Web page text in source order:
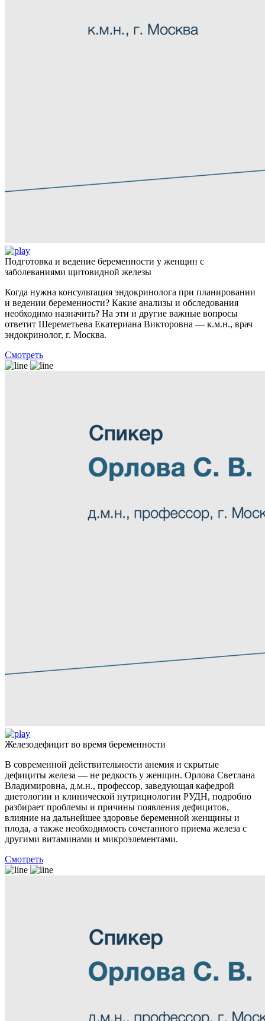
Подготовка и ведение беременности у женщин с
заболеваниями щитовидной железы
Когда нужна консультация эндокринолога при планировании
и ведении беременности? Какие анализы и обследования
необходимо назначить? На эти и другие важные вопросы
ответит Шереметьева Екатериана Викторовна — к.м.н., врач
эндокринолог, г. Москва.
Смотреть
Железодефицит во время беременности
В современной действительности анемия и скрытые
дефициты железа — не редкость у женщин. Орлова Светлана
Владимировна, д.м.н., профессор, заведующая кафедрой
диетологии и клинической нутрициологии РУДН, подробно
разбирает проблемы и причины появления дефицитов,
влияние на дальнейшее здоровье беременной женщины и
плода, а также необходимость сочетанного приема железа с
другими витаминами и микроэлементами.
Смотреть